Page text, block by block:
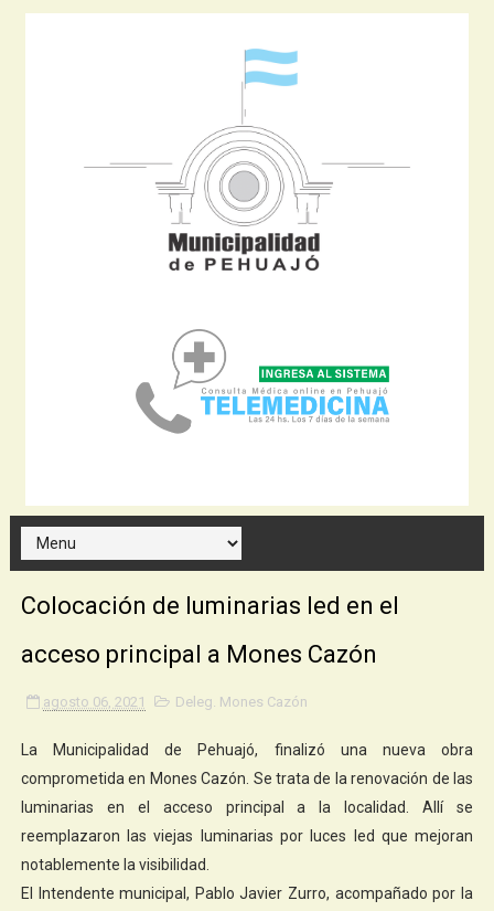
Colocación de luminarias led en el
acceso principal a Mones Cazón
agosto 06, 2021 Deleg. Mones Cazón
La Municipalidad de Pehuajó, finalizó una nueva obra
comprometida en Mones Cazón. Se trata de la renovación de las
luminarias en el acceso principal a la localidad. Allí se
reemplazaron las viejas luminarias por luces led que mejoran
notablemente la visibilidad.
El Intendente municipal, Pablo Javier Zurro, acompañado por la